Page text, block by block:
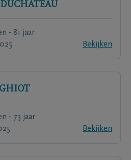
DUCHATEAU
- 81 jaar
Bekijken
GHIOT
- 73 jaar
Bekijken